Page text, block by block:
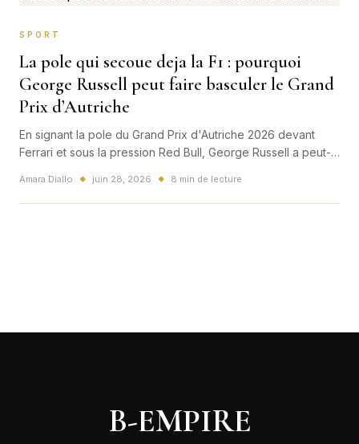
SPORT
La pole qui secoue deja la F1 : pourquoi
George Russell peut faire basculer le Grand
Prix d’Autriche
En signant la pole du Grand Prix d'Autriche 2026 devant
Ferrari et sous la pression Red Bull, George Russell a peut-
Amara Diallo ◆ juin 28, 2026 ◆ 8 min de lecture
B-EMPIRE